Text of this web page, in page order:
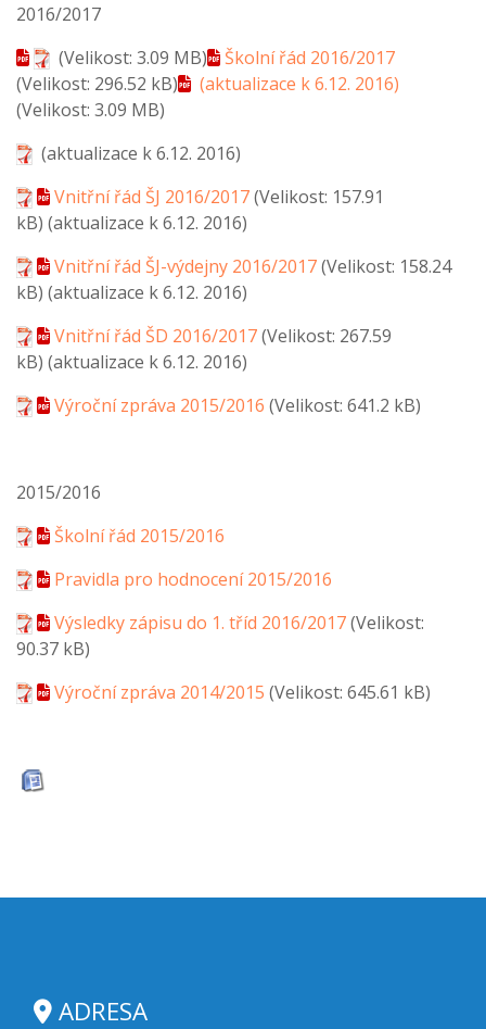
2016/2017
(Velikost: 3.09 MB)
Školní řád 2016/2017
(Velikost: 296.52 kB)
(aktualizace k 6.12. 2016)
(Velikost: 3.09 MB)
(aktualizace k 6.12. 2016)
Vnitřní řád ŠJ 2016/2017(Velikost: 157.91
kB) (aktualizace k 6.12. 2016)
Vnitřní řád ŠJ-výdejny 2016/2017(Velikost: 158.24
kB) (aktualizace k 6.12. 2016)
Vnitřní řád ŠD 2016/2017(Velikost: 267.59
kB) (aktualizace k 6.12. 2016)
Výroční zpráva 2015/2016 (Velikost: 641.2 kB)
2015/2016
Školní řád 2015/2016
Pravidla pro hodnocení 2015/2016
Výsledky zápisu do 1. tříd 2016/2017(Velikost:
90.37 kB)
Výroční zpráva 2014/2015 (Velikost: 645.61 kB)
ADRESA